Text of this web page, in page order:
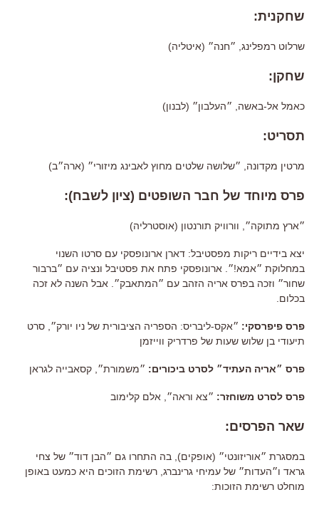
שחקנית:
שרלוט רמפלינג, ״חנה״ (איטליה)
שחקן:
כאמל אל-באשה, ״העלבון״ (לבנון)
תסריט:
מרטין מקדונה, ״שלושה שלטים מחוץ לאבינג מיזורי״ (ארה״ב)
פרס מיוחד של חבר השופטים (ציון לשבח):
״ארץ מתוקה״, וורוויק תורנטון (אוסטרליה)
יצא בידיים ריקות מפסטיבל: דארן ארונופסקי עם סרטו השנוי
במחלוקת ״אמא!״. ארונופסקי פתח את פסטיבל ונציה עם ״ברבור
שחור״ וזכה בפרס אריה הזהב עם ״המתאבק״. אבל השנה לא זכה
בכלום.
פרס פיפרסקי: ״אקס-ליבריס: הספריה הציבורית של ניו יורק״, סרט
תיעודי בן שלוש שעות של פרדריק ווייזמן
פרס ״אריה העתיד״ לסרט ביכורים: ״משמורת״, קסאבייה לגראן
פרס לסרט משוחזר: ״צא וראה״, אלם קלימוב
שאר הפרסים:
במסגרת ״אוריזונטי״ (אופקים), בה התחרו גם ״הבן דוד״ של צחי
גראד ו״העדות״ של עמיחי גרינברג, רשימת הזוכים היא כמעט באופן
מוחלט רשימת הזוכות: